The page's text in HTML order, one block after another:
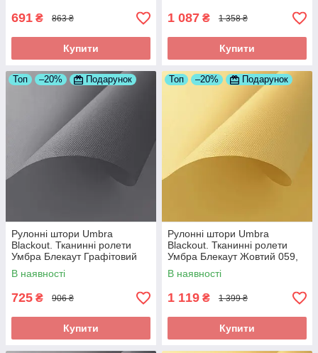
691 ₴ 863 ₴
Купити
1 087 ₴ 1 358 ₴
Купити
Топ –20% Подарунок
Рулонні штори Umbra
Blackout. Тканинні ролети
Умбра Блекаут Графітовий
061, 375
В наявності
725 ₴ 906 ₴
Купити
Топ –20% Подарунок
Рулонні штори Umbra
Blackout. Тканинні ролети
Умбра Блекаут Жовтий 059,
675
В наявності
1 119 ₴ 1 399 ₴
Купити